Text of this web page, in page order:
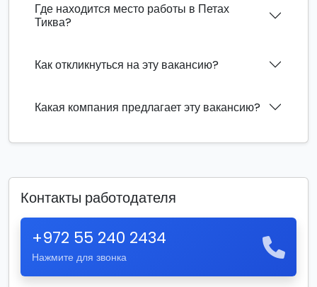
Где находится место работы в Петах
Тиква?
Как откликнуться на эту вакансию?
Какая компания предлагает эту вакансию?
Контакты работодателя
+972 55 240 2434
Нажмите для звонка